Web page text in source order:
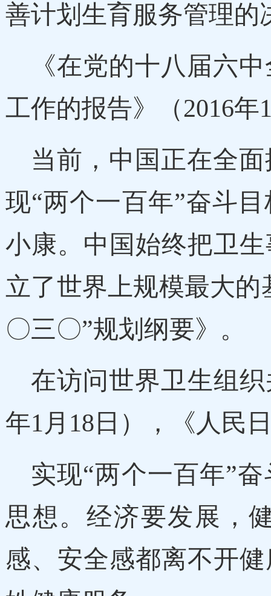
善计划生育服务管理的
《在党的十八届六
工作的报告》（2016年
当前，中国正在全
现“两个一百年”奋斗
小康。中国始终把卫
立了世界上规模最大
〇三〇”规划纲要》。
在访问世界卫生组
年1月18日），《人民
实现“两个一百年”
思想。经济要发展，
感、安全感都离不开